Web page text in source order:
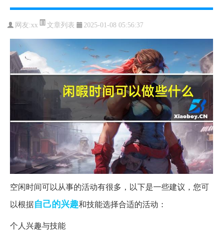
网友:xx 文章列表 2025-01-08 05:56:37
空闲时间可以从事的活动有很多，以下是一些建议，您可
以根据自己的兴趣和技能选择合适的活动：
个人兴趣与技能